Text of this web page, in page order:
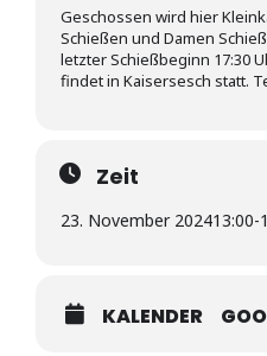
Geschossen wird hier
Schießen und Damen
letzter Schießbeginn 17:30
findet in Kaisersesch statt.
Zeit
23. November 202413:00-
KALENDER